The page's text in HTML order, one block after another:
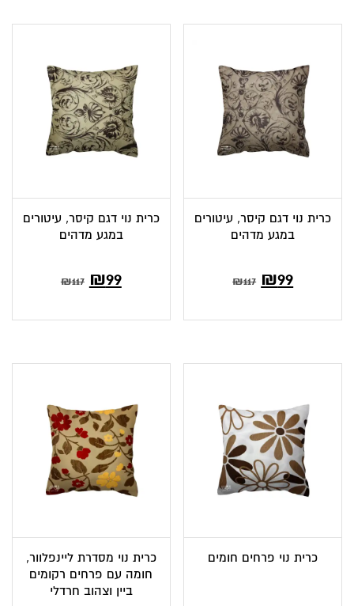
כרית נוי דגם קיסר, עיטורים
במגע מדהים
₪117 ₪99
כרית נוי דגם קיסר, עיטורים
במגע מדהים
₪117 ₪99
כרית נוי פרחים חומים
כרית נוי מסדרת ליינפלוור,
חומה עם פרחים רקומים
ביין וצהוב חרדלי